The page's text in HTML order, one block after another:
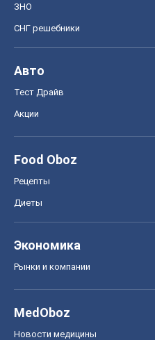
ЗНО
СНГ решебники
Авто
Тест Драйв
Акции
Food Oboz
Рецепты
Диеты
Экономика
Рынки и компании
MedOboz
Новости медицины